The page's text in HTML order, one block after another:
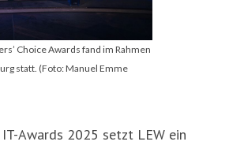
Choice Awards fand im Rahmen
statt. (Foto: Manuel Emme
Awards 2025 setzt LEW ein